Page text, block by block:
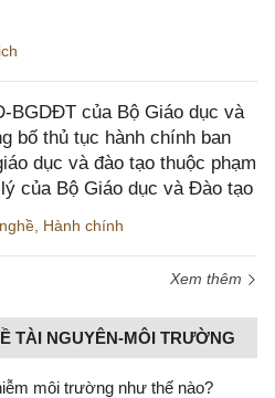
BGDĐT của Bộ Giáo dục và
bố thủ tục hành chính ban
dục và đào tạo thuộc phạm
của Bộ Giáo dục và Đào tạo
Hành chính
Xem thêm
TÀI NGUYÊN-MÔI TRƯỜNG
môi trường như thế nào?